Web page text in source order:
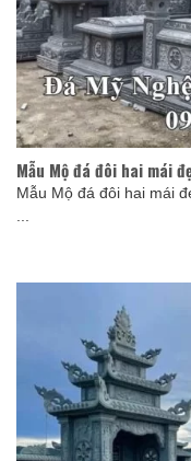
Mẫu Mộ đá đôi hai mái
Mẫu Mộ đá đôi hai mái
...